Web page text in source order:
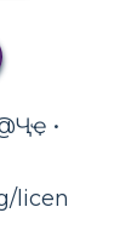
•
licen